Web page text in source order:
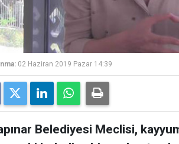
02 Haziran 2019 Pazar 14:39
Belediyesi Meclisi,